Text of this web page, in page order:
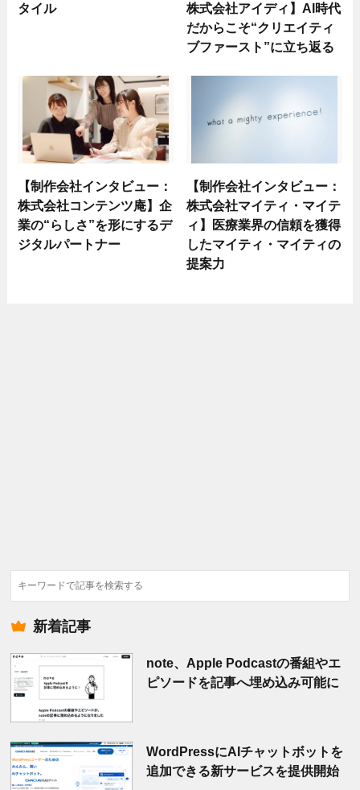
タイル
株式会社アイディ】AI時代
だからこそ“クリエイティ
ブファースト”に立ち返る
【制作会社インタビュー：
株式会社コンテンツ庵】企
業の“らしさ”を形にするデ
ジタルパートナー
【制作会社インタビュー：
株式会社マイティ・マイテ
ィ】医療業界の信頼を獲得
したマイティ・マイティの
提案力
検
索
新着記事
note、Apple Podcastの番組やエ
ピソードを記事へ埋め込み可能に
WordPressにAIチャットボットを
追加できる新サービスを提供開始